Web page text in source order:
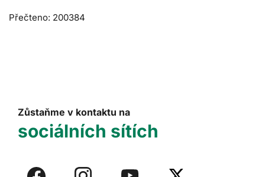
Přečteno: 200384
Zůstaňme v kontaktu na
sociálních sítích